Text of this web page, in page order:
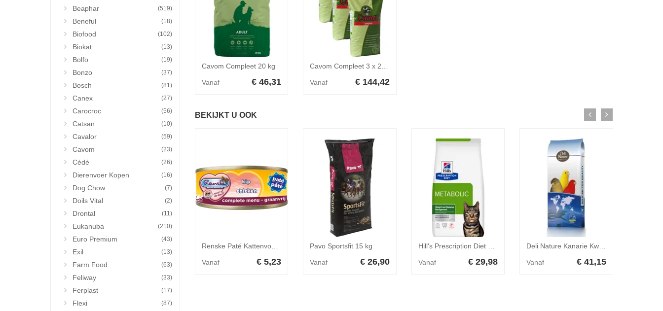
Beaphar (519)
Beneful (18)
Biofood (102)
Biokat (13)
Bolfo (19)
Bonzo (37)
Bosch (81)
Canex (27)
Carocroc (56)
Catsan (10)
Cavalor (59)
Cavom (23)
Cédé (26)
Dierenvoer Kopen (16)
Dog Chow (7)
Doils Vital (2)
Drontal (11)
Eukanuba (210)
Euro Premium (43)
Exil (13)
Farm Food (63)
Feliway (33)
Ferplast (17)
Flexi (87)
Cavom Compleet 20 kg
Vanaf € 46,31 Vanaf € 144,42
BEKIJKT U OOK
Renske Paté Kattenvoer Nat Kip 70 gr
Vanaf € 5,23
Pavo Sportsfit 15 kg
Vanaf € 26,90 Vanaf € 29,98 Vanaf € 41,15